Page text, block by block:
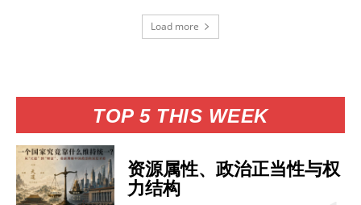
TOP 5 THIS WEEK
资源属性、政治正当性与权
力结构
Load more